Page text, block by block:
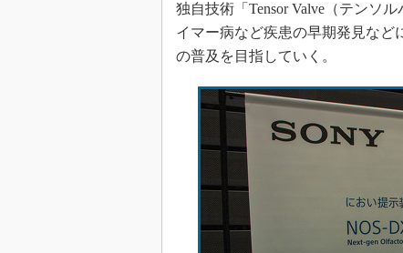
“異端
IHSア
「英語
ための
独自技術「Tensor Valve（テンソ
イマー病など疾患の早期発見など
の普及を目指していく。